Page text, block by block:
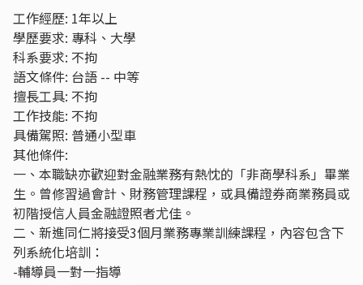
工作經歷: 1年以上
學歷要求: 專科、大學
科系要求: 不拘
語文條件: 台語 -- 中等
擅長工具: 不拘
工作技能: 不拘
具備駕照: 普通小型車
其他條件:
一、本職缺亦歡迎對金融業務有熱忱的「非商學科系」畢業
生。曾修習過會計、財務管理課程，或具備證券商業務員或
初階授信人員金融證照者尤佳。
二、新進同仁將接受3個月業務專業訓練課程，內容包含下
列系統化培訓：
-輔導員一對一指導